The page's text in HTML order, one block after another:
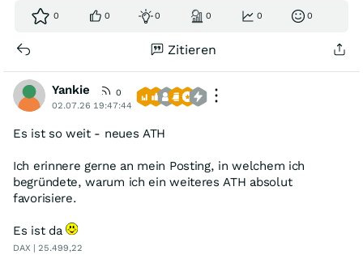
0 0 0 0 0 0
Zitieren
Yankie
0
02.07.26 19:47:44
Es ist so weit - neues ATH
Ich erinnere gerne an mein Posting, in welchem ich
begründete, warum ich ein weiteres ATH absolut
favorisiere.
Es ist da
DAX | 25.499,22